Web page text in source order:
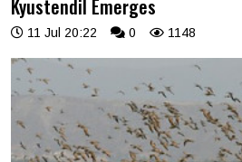
Kyustendil Emerges
11 Jul 20:22 0 1148